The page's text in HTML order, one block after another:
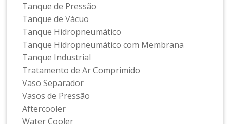
Tanque de Pressão
Tanque de Vácuo
Tanque Hidropneumático
Tanque Hidropneumático com Membrana
Tanque Industrial
Tratamento de Ar Comprimido
Vaso Separador
Vasos de Pressão
Aftercooler
Water Cooler